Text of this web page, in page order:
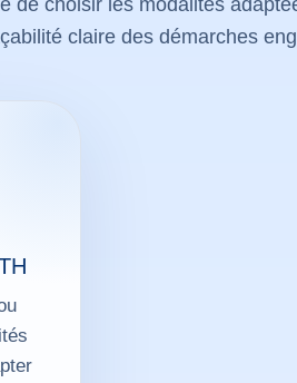
de choisir les modalités
claire des démarches